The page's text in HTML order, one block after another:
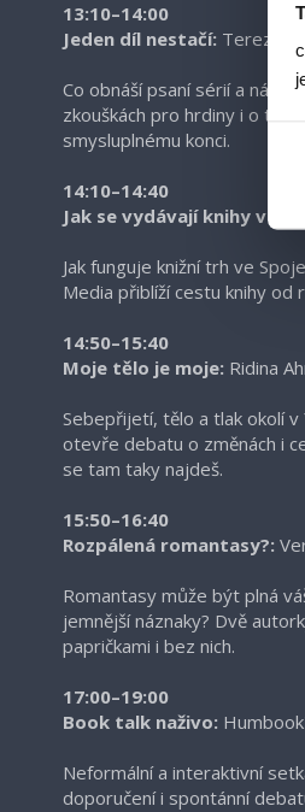
13:10–14:00
Jeden díl nestačí: Tereza
Co obnáší psaní sérií a
zkouškách pro hrdiny i o
smysluplnému konci.
14:10–14:40
Jak se vydávají knihy v USA:
Jak funguje knižní trh ve
Media přiblíží cestu knihy od
14:50–15:40
Moje tělo je moje: Ridina
Sebepřijetí, tělo a tlak okolí
otevře debatu o změnách i
se tam taky najdeš.
15:50–16:40
Rozpálená romantasy?:
Romantasy může být plná
jemnější náznaky? Dvě
papričkami i bez nich.
17:00–19:00
Book talk naživo:
Neformální a interaktivní
doporučení i spontánní